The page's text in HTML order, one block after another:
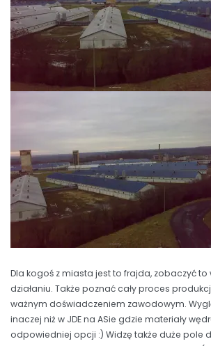
Dla kogoś z miasta jest to frajda, zobaczyć to
działaniu. Także poznać cały proces
ważnym doświadczeniem zawodowym.
inaczej niż w JDE na ASie gdzie materiały
odpowiedniej opcji :) Widzę także duże pole